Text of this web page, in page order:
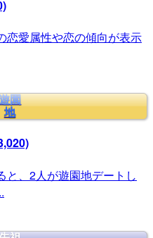
恋愛属性や恋の傾向が表示
園
地
と、2人が遊園地デートし